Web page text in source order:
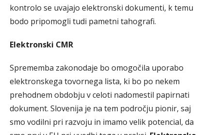
kontrolo se uvajajo elektronski dokumenti, k temu
bodo pripomogli tudi pametni tahografi.
Elektronski CMR
Sprememba zakonodaje bo omogočila uporabo
elektronskega tovornega lista, ki bo po nekem
prehodnem obdobju v celoti nadomestil papirnati
dokument. Slovenija je na tem področju pionir, saj
smo vodilni pri razvoju in imamo velik potencial, da